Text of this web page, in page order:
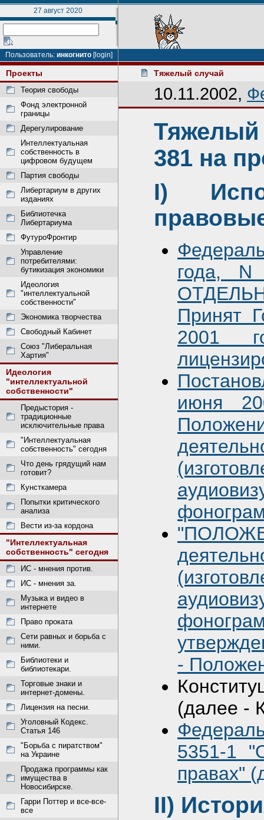
27 август 2020
Пользователь: инкогнито [login]
Проекты
Теория свободы
Фонд электронной
границы
Дерегулирование
Интеллектуальная
собственность в
цифровом будущем
Партия свободы
Либертариум в других
изданиях
Библиотечка
Либертариума
ФутуроФронтир
Управление
потребителями:
бутикизация экономики
Идеология
"интеллектуальной
собственности"
Экономика творчества
Свободный Кабинет
Союз "Либеральная
Хартия"
Идеология
"интеллектуальной
собственности"
Предыстория -
традиционные
исключительные права
"Интеллектуальная
собственность" сегодня
Что день грядущий нам
готовит?
Кунсткамера
Попытки критического
анализа
Вести из-за кордона
"Интеллектуальная
собственность" сегодня
ИС - мнения против.
ИС - мнения за.
Музыка и видео в
интернете
Право проката
Сети равных и борьба с
ними.
Библиотеки и
библиотекари.
Торговые знаки и
интернет-домены.
Лицензия на песни.
Уголовный Кодекс.
Статья 146
"Борьба с пиратством"
на Украине
Продажа программы как
имущества в
Новосибирске.
Гарри Поттер и все-все-
все
Тяжелый случай
10.11.2002,
381 на
I)
года,
Принят
2001
июня
-
(далее -
5351-1
правах"
II)